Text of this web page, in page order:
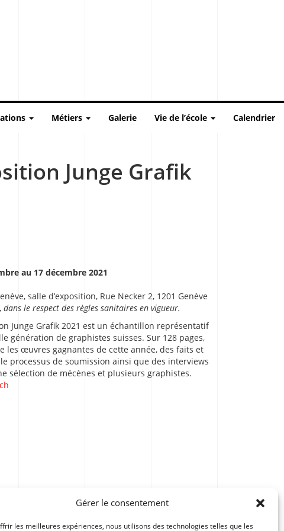
Gérer le consentement
les meilleures expériences, nous utilisons des technologies telles que les
Métiers Galerie Vie de l’école Calendrier
Junge Grafik
au 17 décembre 2021
salle d’exposition, Rue Necker 2, 1201 Genève
dans le respect des règles sanitaires en vigueur.
Junge Grafik 2021 est un échantillon représentatif
génération de graphistes suisses. Sur 128 pages,
les œuvres gagnantes de cette année, des faits et
processus de soumission ainsi que des interviews
sélection de mécènes et plusieurs graphistes.